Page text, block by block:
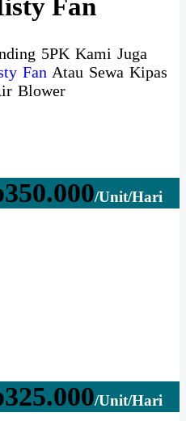
Fan
5PK Kami Juga
Fan Atau Sewa Kipas
Blower
350.000/Unit/Hari
325.000/Unit/Hari